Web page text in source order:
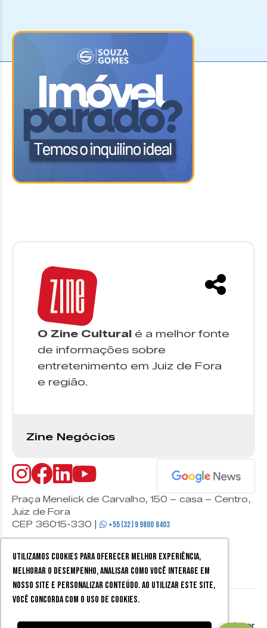
Utilizamos cookies para oferecer melhor experiência,
melhorar o desempenho, analisar como você interage em
nosso site e personalizar conteúdo. Ao utilizar este site,
você concorda com o uso de cookies.
O Zine Cultural é a melhor fonte
de informações sobre
entretenimento em Juiz de Fora
e região.
Zine Negócios
Praça Menelick de Carvalho, 150 – casa – Centro,
Juiz de Fora
CEP 36015-330 |
+55 (32) 9 9800 8403
Mobister